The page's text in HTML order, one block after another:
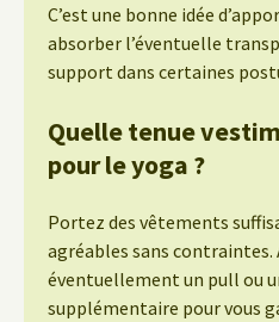
C’est une bonne idée
absorber l’éventuelle
support dans certaines
Quelle tenue
pour le yoga ?
Portez des vêtements
agréables sans
éventuellement un pull ou
supplémentaire pour vous